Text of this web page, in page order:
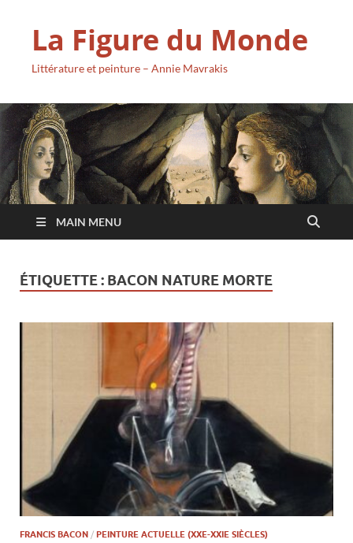
La Figure du Monde
Littérature et peinture – Annie Mavrakis
MAIN MENU
ÉTIQUETTE : BACON NATURE MORTE
FRANCIS BACON / PEINTURE ACTUELLE (XXE-XXIE SIÈCLES)